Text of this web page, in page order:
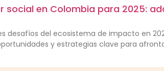
social en Colombia para 2025:
desafíos del ecosistema de impacto en
y estrategias clave para